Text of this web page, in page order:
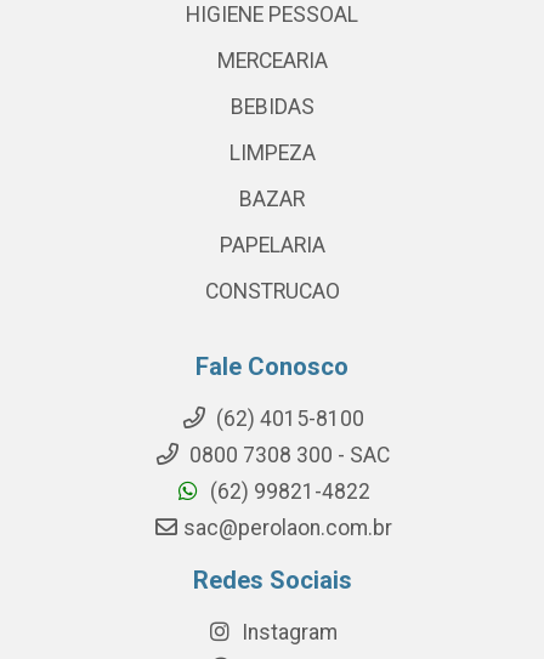
HIGIENE PESSOAL
MERCEARIA
BEBIDAS
LIMPEZA
BAZAR
PAPELARIA
CONSTRUCAO
Fale Conosco
(62) 4015-8100
0800 7308 300 - SAC
(62) 99821-4822
sac@perolaon.com.br
Redes Sociais
Instagram